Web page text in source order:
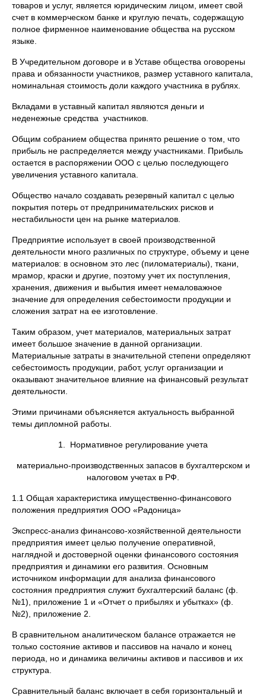
товаров и услуг, является юридическим лицом, имеет свой
счет в коммерческом банке и круглую печать, содержащую
полное фирменное наименование общества на русском
языке.
В Учредительном договоре и в Уставе общества оговорены
права и обязанности участников, размер уставного капитала,
номинальная стоимость доли каждого участника в рублях.
Вкладами в уставный капитал являются деньги и
неденежные средства участников.
Общим собранием общества принято решение о том, что
прибыль не распределяется между участниками. Прибыль
остается в распоряжении ООО с целью последующего
увеличения уставного капитала.
Общество начало создавать резервный капитал с целью
покрытия потерь от предпринимательских рисков и
нестабильности цен на рынке материалов.
Предприятие использует в своей производственной
деятельности много различных по структуре, объему и цене
материалов: в основном это лес (пиломатериалы), ткани,
мрамор, краски и другие, поэтому учет их поступления,
хранения, движения и выбытия имеет немаловажное
значение для определения себестоимости продукции и
сложения затрат на ее изготовление.
Таким образом, учет материалов, материальных затрат
имеет большое значение в данной организации.
Материальные затраты в значительной степени определяют
себестоимость продукции, работ, услуг организации и
оказывают значительное влияние на финансовый результат
деятельности.
Этими причинами объясняется актуальность выбранной
темы дипломной работы.
1. Нормативное регулирование учета
материально-производственных запасов в бухгалтерском и
налоговом учетах в РФ.
1.1 Общая характеристика имущественно-финансового
положения предприятия ООО «Радоница»
Экспресс-анализ финансово-хозяйственной деятельности
предприятия имеет целью получение оперативной,
наглядной и достоверной оценки финансового состояния
предприятия и динамики его развития. Основным
источником информации для анализа финансового
состояния предприятия служит бухгалтерский баланс (ф.
№1), приложение 1 и «Отчет о прибылях и убытках» (ф.
№2), приложение 2.
В сравнительном аналитическом балансе отражается не
только состояние активов и пассивов на начало и конец
периода, но и динамика величины активов и пассивов и их
структура.
Сравнительный баланс включает в себя горизонтальный и